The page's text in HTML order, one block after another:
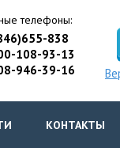
телефоны:
838
108-93-13
946-39-16
КОНТАКТЫ